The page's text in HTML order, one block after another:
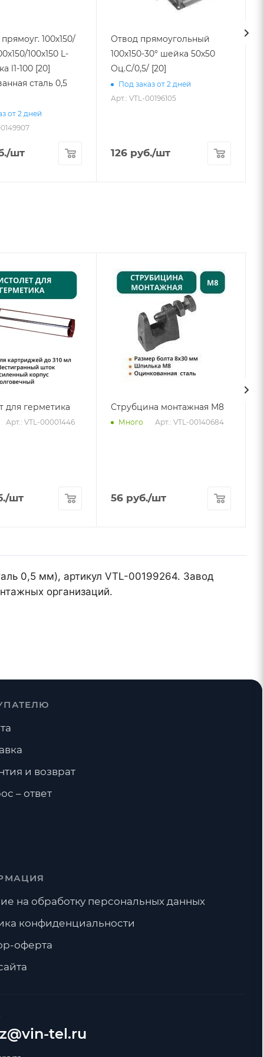
100х150/
100х150 L-
сталь 0,5
от 2 дней
/шт
Отвод прямоугольный
100х150-30° шейка 50х50
Оц.С/0,5/ [20]
Под заказ от 2 дней
Арт.: VTL-00196105
126 руб./шт
для герметика
Арт.: VTL-00001446
/шт
Струбцина монтажная М8
Много Арт.: VTL-00140684
56 руб./шт
0,5 мм), артикул VTL-00199264. Завод
организаций.
tel.ru
и возврат
– ответ
на обработку персональных данных
конфиденциальности
оферта